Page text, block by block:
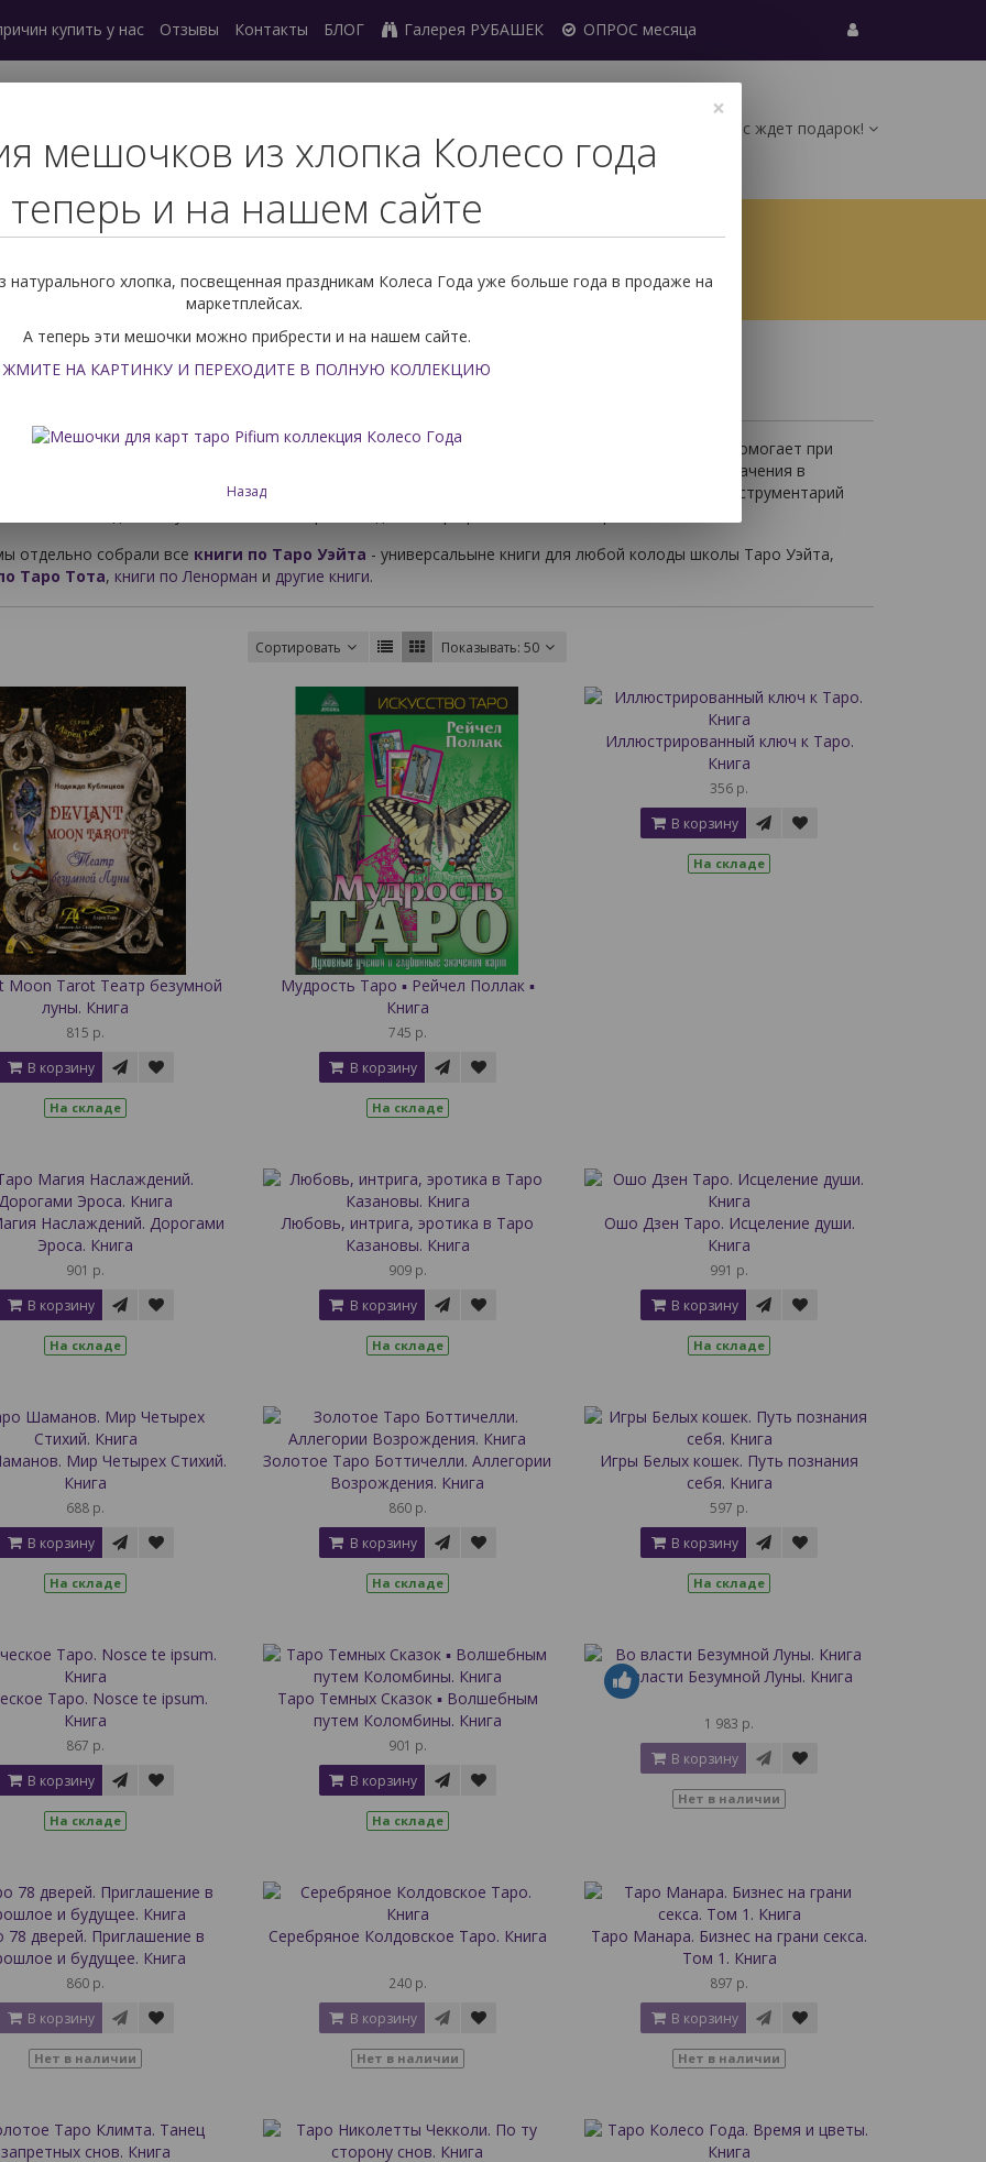
купить у нас Отзывы Контакты БЛОГ Галерея РУБАШЕК ОПРОС месяца
звонок
Вас ждет подарок!
для карт Скатерти Оракулы Маятники Метафорические карты (МАК)
Поиск по РУБАШКЕ
Книги Книги по разным колодам Таро
Книги по разным колодам Таро
все книги, написанные по конкретнымколодам карт Таро
. Изучение таких книг очень помогает при
. Так правило, автор колоды привносит дополнительные значения в
своей колоды, которые необходимо знать и понимать для того, чтобы использовать весь инструментарий
отдельно собрали все книги по Таро Уэйта - универсальыне книги для любой колоды школы Таро Уэйта,
Таро Тота, книги по Ленорман и другие книги.
Сортировать Показывать:50
Moon Tarot Театр безумной
луны. Книга
815 р.
В корзину
На складе
Мудрость Таро ▪ Рейчел Поллак ▪
Книга
745 р.
В корзину
На складе
Иллюстрированный ключ к Таро.
Книга
356 р.
В корзину
На складе
Наслаждений. Дорогами
Эроса. Книга
901 р.
В корзину
На складе
Любовь, интрига, эротика в Таро
Казановы. Книга
909 р.
В корзину
На складе
Ошо Дзен Таро. Исцеление души.
Книга
991 р.
В корзину
На складе
Мир Четырех Стихий.
Книга
688 р.
В корзину
На складе
Золотое Таро Боттичелли. Аллегории
Возрождения. Книга
860 р.
В корзину
На складе
Игры Белых кошек. Путь познания
себя. Книга
597 р.
В корзину
На складе
Таро. Nosce te ipsum.
Книга
867 р.
В корзину
На складе
Таро Темных Сказок ▪ Волшебным
путем Коломбины. Книга
901 р.
В корзину
На складе
Во власти Безумной Луны. Книга
1 983 р.
В корзину
Нет в наличии
78 дверей. Приглашение в
и будущее. Книга
860 р.
В корзину
Нет в наличии
Серебряное Колдовское Таро. Книга
240 р.
В корзину
Нет в наличии
Таро Манара. Бизнес на грани секса.
Том 1. Книга
897 р.
В корзину
Нет в наличии
×
мешочков из хлопка Колесо года
теперь и на нашем сайте
хлопка, посвещенная праздникам Колеса Года уже больше года в продаже на
маркетплейсах.
А теперь эти мешочки можно прибрести и на нашем сайте.
ЖМИТЕ НА КАРТИНКУ И ПЕРЕХОДИТЕ В ПОЛНУЮ КОЛЛЕКЦИЮ
Назад